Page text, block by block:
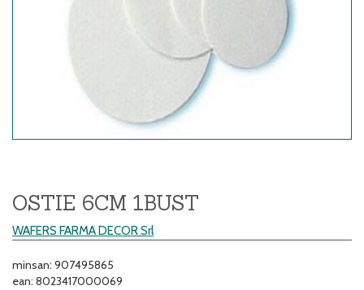
OSTIE 6CM 1BUST
WAFERS FARMA DECOR Srl
minsan: 907495865
ean: 8023417000069